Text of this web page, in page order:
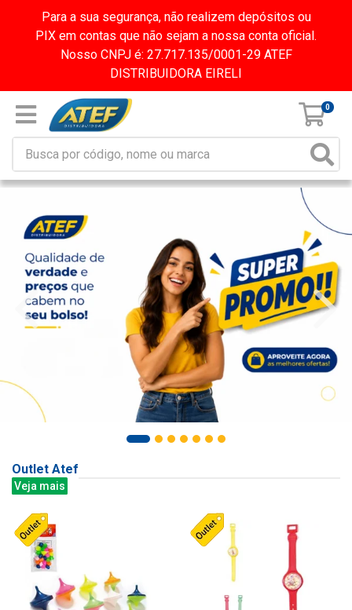
Para a sua segurança, não realizem depósitos ou
PIX em contas que não sejam a nossa conta oficial.
Nosso CNPJ é: 27.717.135/0001-29 ATEF
DISTRIBUIDORA EIRELI
0
Outlet Atef
Veja mais